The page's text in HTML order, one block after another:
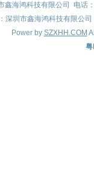
鑫海鸿科技有限公司 电
深圳市鑫海鸿科技有限公
Power by SZXHH.COM